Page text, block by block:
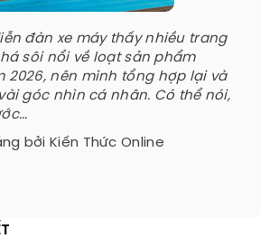
đàn xe máy thấy nhiều trang
sôi nổi về loạt sản phẩm
2026, nên mình tổng hợp lại và
góc nhìn cá nhân. Có thể nói,
bởi Kiến Thức Online